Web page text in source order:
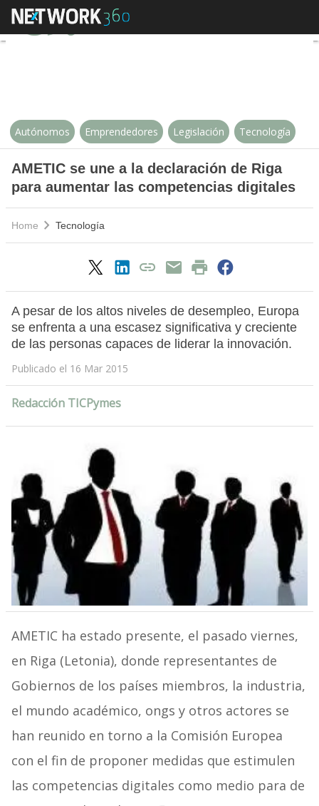
AMETIC se une a la declaración
Autónomos Emprendedores Legislación Tecnología
AMETIC se une a la declaración de Riga
para aumentar las competencias digitales
Home Tecnología
A pesar de los altos niveles de desempleo, Europa
se enfrenta a una escasez significativa y creciente
de las personas capaces de liderar la innovación.
Publicado el 16 Mar 2015
Redacción TICPymes
AMETIC ha estado presente, el pasado viernes,
en Riga (Letonia), donde representantes de
Gobiernos de los países miembros, la industria,
el mundo académico, ongs y otros actores se
han reunido en torno a la Comisión Europea
con el fin de proponer medidas que estimulen
las competencias digitales como medio para de